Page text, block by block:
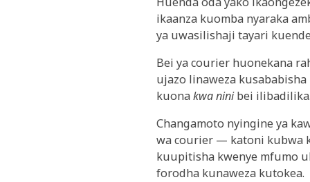
ikaanza kuomba nyaraka
ya uwasilishaji tayari
Bei ya courier huonekana
ujazo linaweza
kuonakwa ninibei
Changamoto nyingine ya
wa courier — katoni kubwa
kuupitisha kwenye mfumo
forodha kunaweza kutokea.